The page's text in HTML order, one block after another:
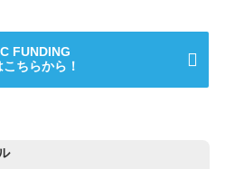
FUNDING
ちらから！